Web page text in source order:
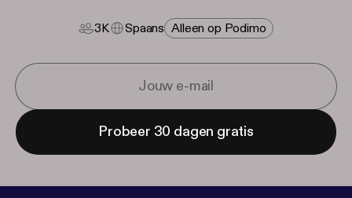
3K Spaans Alleen op Podimo
Probeer 30 dagen gratis